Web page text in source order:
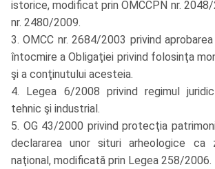
istorice, modificat prin OMCCPN nr.
nr. 2480/2009.
3. OMCC nr. 2684/2003 privind
întocmire a Obligaţiei privind folosinţa
şi a conţinutului acesteia.
4. Legea 6/2008 privind regimul
tehnic şi industrial.
5. OG 43/2000 privind protecţia
declararea unor situri arheologice ca
naţional, modificată prin Legea 258/2006.